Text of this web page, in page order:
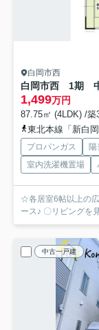
白岡市西
白岡市西 1期
1,499万円
87.75㎡ (4LDK) /築
東北本線「新白
プロパンガス 陽
室内洗濯機置場
☆各居室6帖以上の
ース♪ 〇リビン
中古一戸建